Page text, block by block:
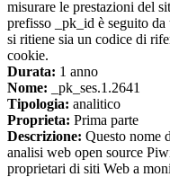
misurare le prestazioni del
prefisso _pk_id è seguito
si ritiene sia un codice di
cookie.
Durata: 1 anno
Nome: _pk_ses.1.2641
Tipologia: analitico
Proprieta: Prima parte
Descrizione: Questo nome
analisi web open source
proprietari di siti Web a